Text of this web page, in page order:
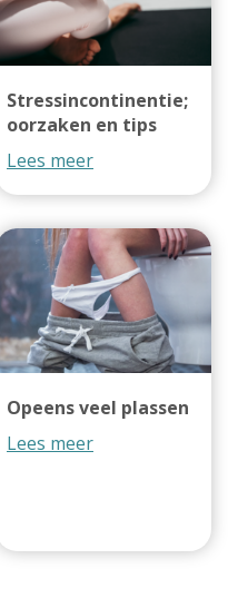
Stressincontinentie;
oorzaken en tips
Lees meer
Opeens veel plassen
Lees meer